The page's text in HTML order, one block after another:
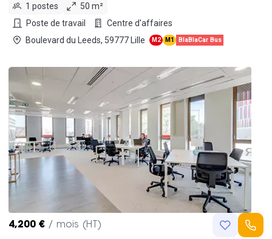
1 postes
50 m²
Poste de travail
Centre d'affaires
Boulevard du Leeds, 59777 Lille
M2 M1 BlaBlaCar Bus
4,200 € / mois (HT)